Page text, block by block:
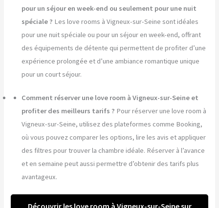
pour un séjour en week-end ou seulement pour une nuit
spéciale ? Les love rooms à Vigneux-sur-Seine sont idéales
pour une nuit spéciale ou pour un séjour en week-end, offrant
des équipements de détente qui permettent de profiter d’une
expérience prolongée et d’une ambiance romantique unique
pour un court séjour.
Comment réserver une love room à Vigneux-sur-Seine et
profiter des meilleurs tarifs ? Pour réserver une love room à
Vigneux-sur-Seine, utilisez des plateformes comme Booking,
où vous pouvez comparer les options, lire les avis et appliquer
des filtres pour trouver la chambre idéale. Réserver à l’avance
et en semaine peut aussi permettre d’obtenir des tarifs plus
avantageux.